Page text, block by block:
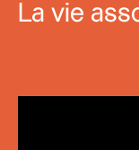
La vie